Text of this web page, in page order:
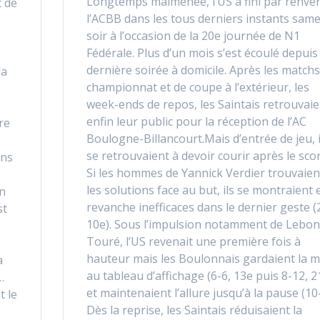
le
l’ACBB dans les tous derniers instants
soir à l’occasion de la 20e journée de N1
Fédérale. Plus d’un mois s’est écoulé
dernière soirée à domicile. Après les
championnat et de coupe à l’extérieur, les
week-ends de repos, les Saintais
enfin leur public pour la réception de l’AC
Boulogne-Billancourt.Mais d’entrée de jeu,
se retrouvaient à devoir courir après le
Si les hommes de Yannick Verdier
les solutions face au but, ils se montraient
revanche inefficaces dans le dernier geste
10e). Sous l’impulsion notamment de
Touré, l’US revenait une première fois à
hauteur mais les Boulonnais gardaient la
au tableau d’affichage (6-6, 13e puis 8-12,
et maintenaient l’allure jusqu’à la pause
Dès la reprise, les Saintais réduisaient la